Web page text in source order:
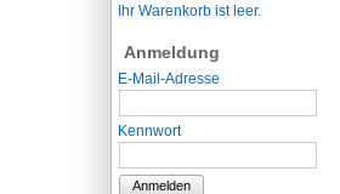
Ihr Warenkorb ist leer.
Anmeldung
E-Mail-Adresse
Kennwort
Anmelden